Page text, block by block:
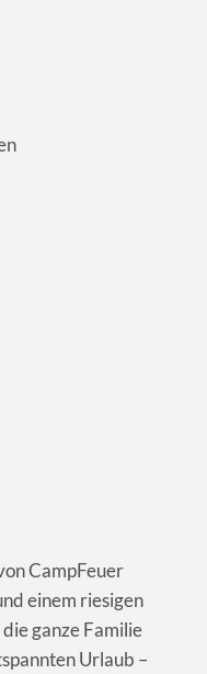
CampFeuer
einem riesigen
ganze Familie
Urlaub –